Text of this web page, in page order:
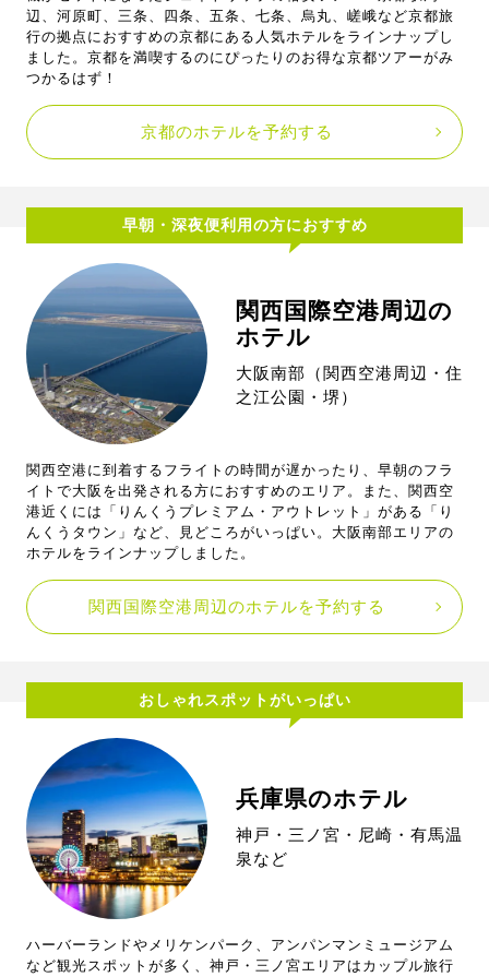
辺、河原町、三条、四条、五条、七条、烏丸、嵯峨など京都旅
行の拠点におすすめの京都にある人気ホテルをラインナップし
ました。京都を満喫するのにぴったりのお得な京都ツアーがみ
つかるはず！
京都のホテルを予約する
早朝・深夜便利用の方におすすめ
関西国際空港周辺の
ホテル
大阪南部（関西空港周辺・住
之江公園・堺）
関西空港に到着するフライトの時間が遅かったり、早朝のフラ
イトで大阪を出発される方におすすめのエリア。また、関西空
港近くには「りんくうプレミアム・アウトレット」がある「り
んくうタウン」など、見どころがいっぱい。大阪南部エリアの
ホテルをラインナップしました。
関西国際空港周辺のホテルを予約する
おしゃれスポットがいっぱい
兵庫県のホテル
神戸・三ノ宮・尼崎・有馬温
泉など
ハーバーランドやメリケンパーク、アンパンマンミュージアム
など観光スポットが多く、神戸・三ノ宮エリアはカップル旅行